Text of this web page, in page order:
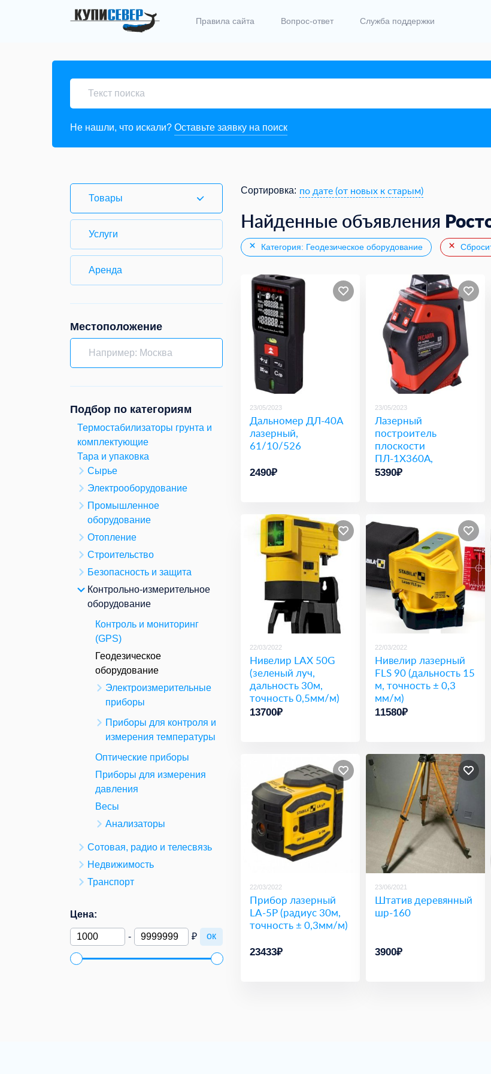
Правила сайта Вопрос-ответ Служба поддержки
Не нашли, что искали? Оставьте заявку на поиск
Товары
Услуги
Аренда
Местоположение
Подбор по категориям
Термостабилизаторы грунта и
комплектующие
Тара и упаковка
Сырье
Электрооборудование
Промышленное
оборудование
Отопление
Строительство
Безопасность и защита
Контрольно-измерительное
оборудование
Контроль и мониторинг
(GPS)
Геодезическое
оборудование
Электроизмерительные
приборы
Приборы для контроля и
измерения температуры
Оптические приборы
Приборы для измерения
давления
Весы
Анализаторы
Сотовая, радио и телесвязь
Недвижимость
Транспорт
Цена:
- ₽ ок
Сортировка: по дате (от новых к старым)
Найденные объявления
Категория: Геодезическое оборудование
23/05/2023
Дальномер ДЛ-40A
лазерный,
61/10/526
2490₽
23/05/2023
Лазерный
построитель
плоскости
ПЛ-1Х360А,
61/10/527
5390₽
22/03/2022
Нивелир LAX 50G
(зеленый луч,
дальность 30м,
точность 0,5мм/м)
13700₽
22/03/2022
Нивелир лазерный
FLS 90 (дальность 15
м, точность ± 0,3
мм/м)
11580₽
22/03/2022
Прибор лазерный
LA-5P (радиус 30м,
точность ± 0,3мм/м)
23433₽
23/06/2021
Штатив деревянный
шр-160
3900₽